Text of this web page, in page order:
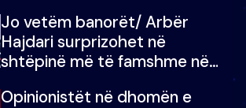
çoja luftën time deri në fund
Jo vetëm banorët/ Arbër
Hajdari surprizohet në
shtëpinë më të famshme në
vajzën e tij
Opinionistët në dhomën e